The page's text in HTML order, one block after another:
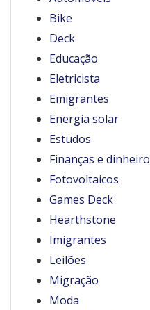
Bike
Deck
Educação
Eletricista
Emigrantes
Energia solar
Estudos
Finanças e dinheiro
Fotovoltaicos
Games Deck
Hearthstone
Imigrantes
Leilões
Migração
Moda